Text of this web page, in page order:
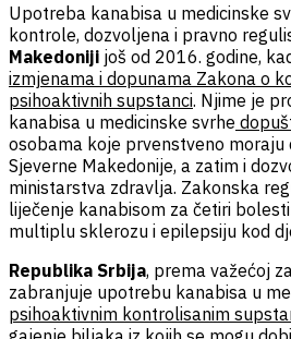
Upotreba kanabisa u medicinske
kontrole, dozvoljena i pravno
Makedoniji još od 2016. godine,
izmjenama i dopunama Zakona o
psihoaktivnih supstanci. Njime je
kanabisa u medicinske svrhe
osobama koje prvenstveno
Sjeverne Makedonije, a zatim i
ministarstva zdravlja. Zakonska
liječenje kanabisom za četiri
multiplu sklerozu i epilepsiju kod
Republika Srbija, prema važećoj
zabranjuje upotrebu kanabisa u
psihoaktivnim kontrolisanim